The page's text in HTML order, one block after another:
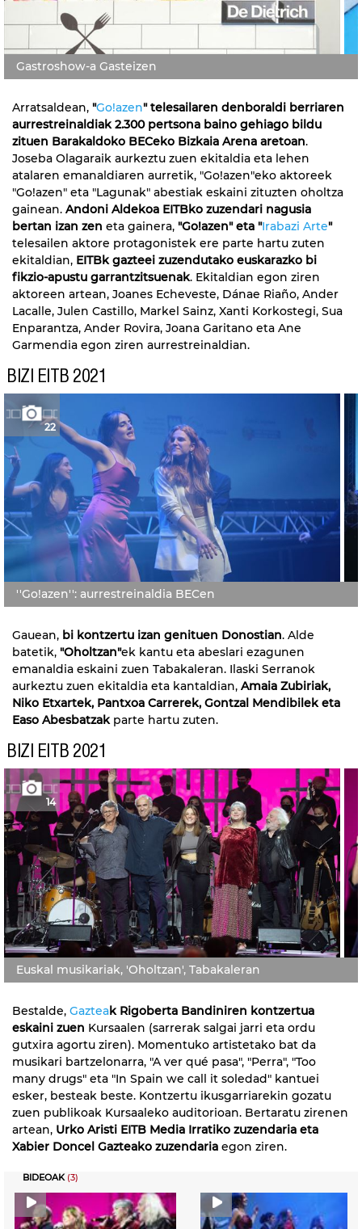
Gastroshow-a Gasteizen
Arratsaldean, "Go!azen" telesailaren denboraldi berriaren
aurrestreinaldiak 2.300 pertsona baino gehiago bildu
zituen Barakaldoko BECeko Bizkaia Arena aretoan.
Joseba Olagaraik aurkeztu zuen ekitaldia eta lehen
atalaren emanaldiaren aurretik, "Go!azen"eko aktoreek
"Go!azen" eta "Lagunak" abestiak eskaini zituzten oholtza
gainean. Andoni Aldekoa EITBko zuzendari nagusia
bertan izan zen eta gainera, "Go!azen" eta "Irabazi Arte"
telesailen aktore protagonistek ere parte hartu zuten
ekitaldian, EITBk gazteei zuzendutako euskarazko bi
fikzio-apustu garrantzitsuenak. Ekitaldian egon ziren
aktoreen artean, Joanes Echeveste, Dánae Riaño, Ander
Lacalle, Julen Castillo, Markel Sainz, Xanti Korkostegi, Sua
Enparantza, Ander Rovira, Joana Garitano eta Ane
Garmendia egon ziren aurrestreinaldian.
BIZI EITB 2021
22
''Go!azen'': aurrestreinaldia BECen
Gauean, bi kontzertu izan genituen Donostian. Alde
batetik, "Oholtzan"ek kantu eta abeslari ezagunen
emanaldia eskaini zuen Tabakaleran. Ilaski Serranok
aurkeztu zuen ekitaldia eta kantaldian, Amaia Zubiriak,
Niko Etxartek, Pantxoa Carrerek, Gontzal Mendibilek eta
Easo Abesbatzakparte hartu zuten.
BIZI EITB 2021
14
Euskal musikariak, 'Oholtzan', Tabakaleran
Bestalde, Gazteak Rigoberta Bandiniren kontzertua
eskaini zuen Kursaalen (sarrerak salgai jarri eta ordu
gutxira agortu ziren). Momentuko artistetako bat da
musikari bartzelonarra, "A ver qué pasa", "Perra", "Too
many drugs" eta "In Spain we call it soledad" kantuei
esker, besteak beste. Kontzertu ikusgarriarekin gozatu
zuen publikoak Kursaaleko auditorioan. Bertaratu zirenen
artean, Urko Aristi EITB Media Irratiko zuzendaria eta
Xabier Doncel Gazteako zuzendaria egon ziren.
BIDEOAK(3)